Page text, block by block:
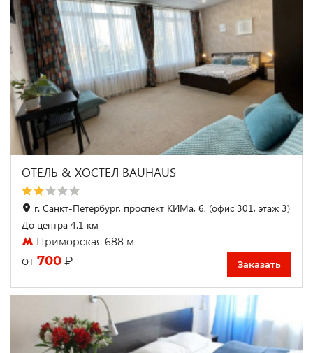
ОТЕЛЬ & ХОСТЕЛ BAUHAUS
г. Санкт-Петербург, проспект КИМа, 6, (офис 301, этаж 3)
До центра 4.1 км
Приморская 688 м
от 700 ₽ Заказать